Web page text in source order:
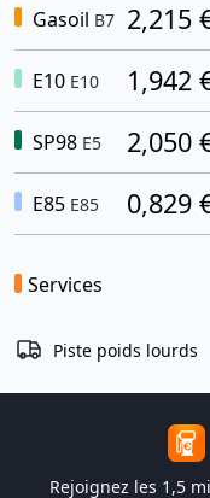
Gasoil B7 2,215
E10 E10 1,942
SP98 E5 2,050
E85 E85 0,829
Services
Piste poids lourds
Rejoignez les 1,5